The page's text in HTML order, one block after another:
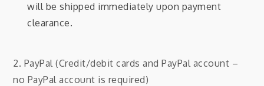
will be shipped immediately upon payment
clearance.
2. PayPal (Credit/debit cards and PayPal account –
no PayPal account is required)